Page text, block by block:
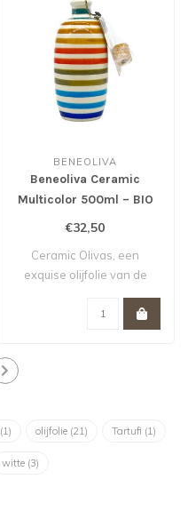
BENEOLIVA
Beneoliva Ceramic
Multicolor 500ml – BIO
€32,50
Ceramic Olivas, een
exquise olijfolie van de
(1) olijfolie (21) Tartufi (1)
witte (3)